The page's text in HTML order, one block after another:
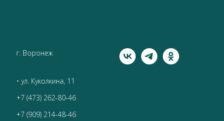
г. Воронеж
• ул. Куколкина, 11
+7 (473) 262-80-46
+7 (909) 214-48-46